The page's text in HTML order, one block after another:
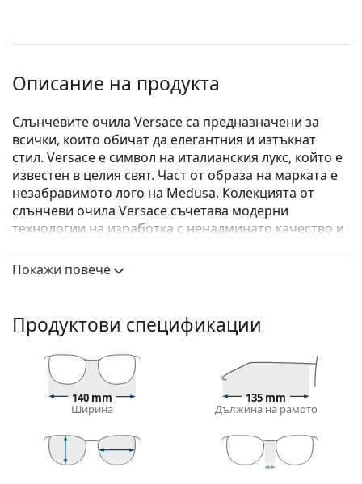
Описание на продукта
Слънчевите очила Versace са предназначени за
всички, които обичат да елегантния и изтъкнат
стил. Versace е символ на италианския лукс, който е
известен в целия свят. Част от образа на марката е
незабравимото лого на Medusa. Колекцията от
слънчеви очила Versace съчетава модерни
технологии на изработка с ненадминато качество и
Versace 0VE 2140 10006G 40
Вижте как изглеждате с тези слънчеви очила с
виртуалното огледало на Lentiamo.
Слънчеви очила – рамки
Сребристият цвят на рамката перфектно съвпада
с хладни тонове на кожата и червена, сива, бяла
Рамките за слънчеви очила тип Pilotса идеален
избор за тези с квадратна, овална или триъгълна
Покажи повече
Продуктови спецификации
140 mm
Ширина
135 mm
Дължина на рамото